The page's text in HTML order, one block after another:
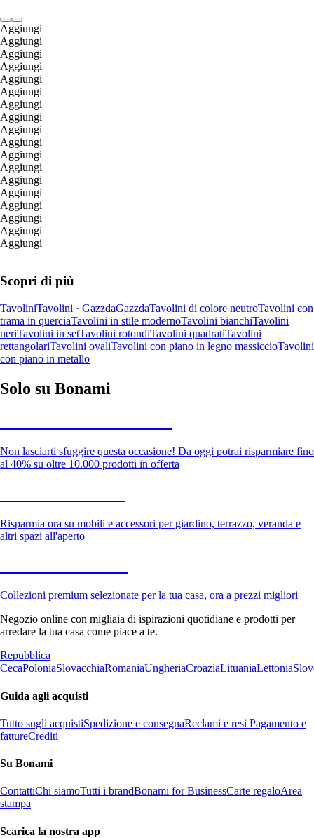
Aggiungi
Aggiungi
Aggiungi
Aggiungi
Aggiungi
Aggiungi
Aggiungi
Aggiungi
Aggiungi
Aggiungi
Aggiungi
Aggiungi
Aggiungi
Aggiungi
Aggiungi
Aggiungi
Aggiungi
Aggiungi
Scopri di più
TavoliniTavolini · GazzdaGazzdaTavolini di colore neutroTavolini con
trama in querciaTavolini in stile modernoTavolini bianchiTavolini
neriTavolini in setTavolini rotondiTavolini quadratiTavolini
rettangolariTavolini ovaliTavolini con piano in legno massiccioTavolini
con piano in metallo
Solo su Bonami
Non lasciarti sfuggire questa occasione! Da oggi potrai risparmiare fino
al 40% su oltre 10.000 prodotti in offerta
Risparmia ora su mobili e accessori per giardino, terrazzo, veranda e
altri spazi all'aperto
Collezioni premium selezionate per la tua casa, ora a prezzi migliori
Negozio online con migliaia di ispirazioni quotidiane e prodotti per
arredare la tua casa come piace a te.
Repubblica
CecaPoloniaSlovacchiaRomaniaUngheriaCroaziaLituaniaLettonia
Guida agli acquisti
Tutto sugli acquistiSpedizione e consegnaReclami e resi Pagamento e
fattureCrediti
Su Bonami
ContattiChi siamoTutti i brandBonami for BusinessCarte regaloArea
stampa
Scarica la nostra app